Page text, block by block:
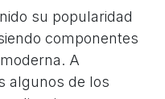
su popularidad
componentes
A
algunos de los